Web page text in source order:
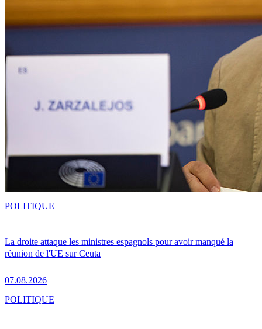
La droite attaque les ministres espagnols pour avoir manqué la
réunion de l'UE sur Ceuta
07.08.2026
POLITIQUE
POLITIQUE